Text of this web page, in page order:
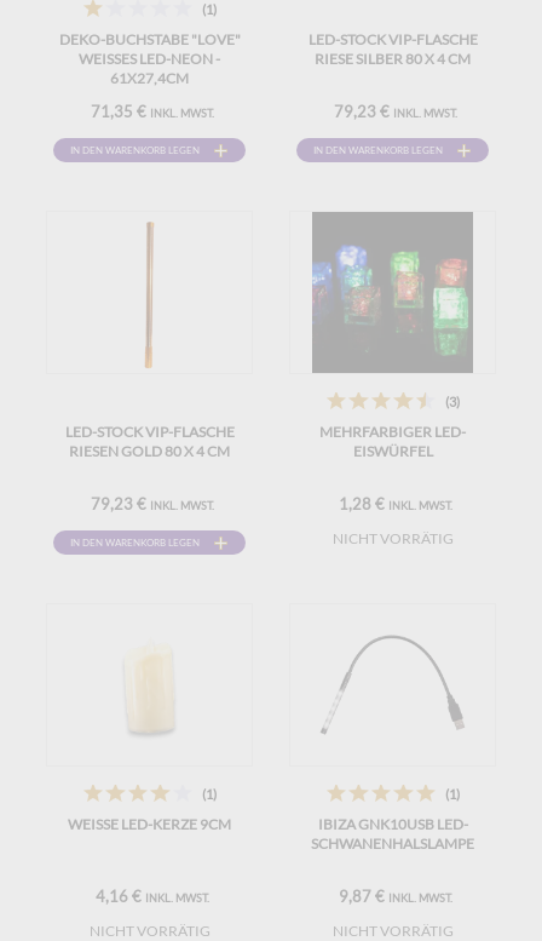
(1)
DEKO-BUCHSTABE "LOVE"
WEISSES LED-NEON - 6
1X27,4CM
71,35 € INKL. MWST.
IN DEN WARENKORB LEGEN
LED-STOCK VIP-FLASCHE
RIESE SILBER 80 X 4 CM
79,23 € INKL. MWST.
IN DEN WARENKORB LEGEN
LED-STOCK VIP-FLASCHE
RIESEN GOLD 80 X 4 CM
79,23 € INKL. MWST.
IN DEN WARENKORB LEGEN
(3)
MEHRFARBIGER LED-
EISWÜRFEL
1,28 € INKL. MWST.
NICHT VORRÄTIG
(1)
WEISSE LED-KERZE 9CM
4,16 € INKL. MWST.
NICHT VORRÄTIG
(1)
IBIZA GNK10USB LED-
SCHWANENHALSLAMPE
9,87 € INKL. MWST.
NICHT VORRÄTIG